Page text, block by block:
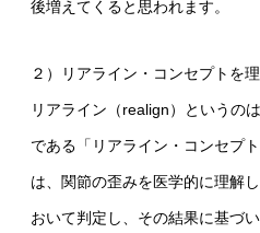
後増えてくると思われます。
２）リアライン・コンセプトを
リアライン（realign）というの
である「リアライン・コンセプ
は、関節の歪みを医学的に理解
おいて判定し、その結果に基づ